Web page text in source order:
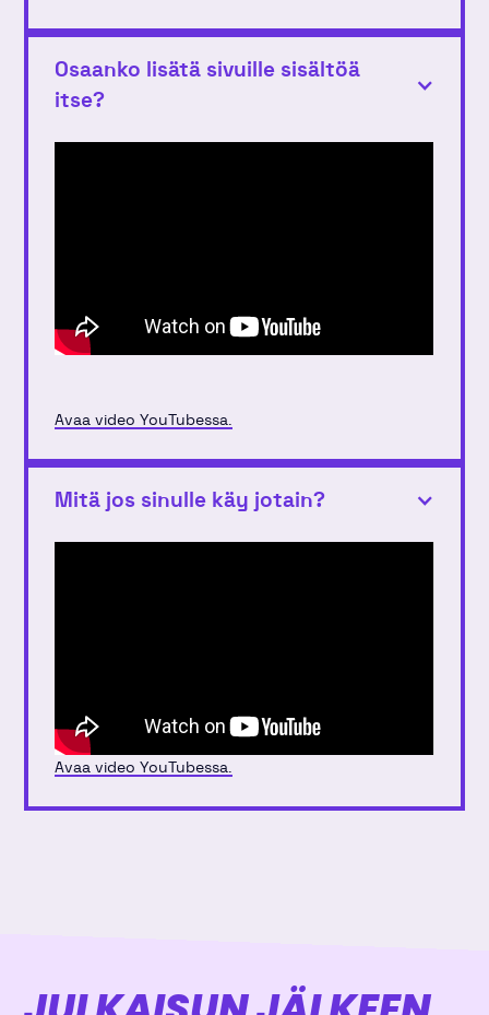
Osaanko lisätä sivuille sisältöä
itse?
Avaa video YouTubessa.
Mitä jos sinulle käy jotain?
Avaa video YouTubessa.